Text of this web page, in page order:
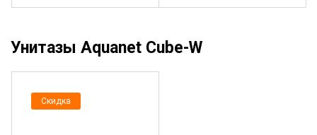
Унитазы Aquanet Cube-W
Скидка